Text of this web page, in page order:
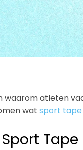
waarom atleten
watsport tape
Tape